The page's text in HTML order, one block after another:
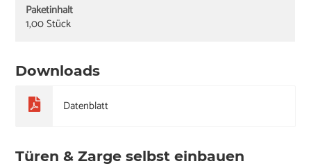
Paketinhalt
1,00 Stück
Downloads
Datenblatt
Türen & Zarge selbst einbauen